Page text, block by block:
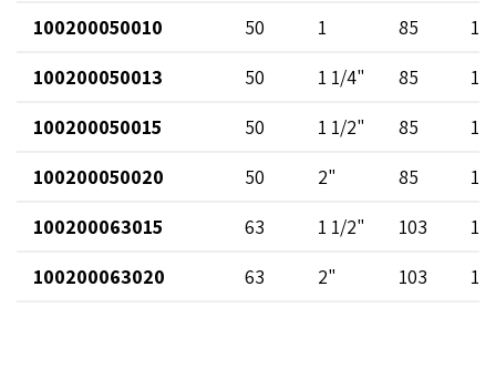
100200050010
50 1 85
100200050013
50 1 1/4" 85
100200050015
50 1 1/2" 85
100200050020
50 2" 85
100200063015
63 1 1/2" 103
100200063020
63 2" 103